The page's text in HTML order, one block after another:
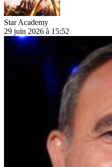
Star Academy
29 juin 2026 à 15:52